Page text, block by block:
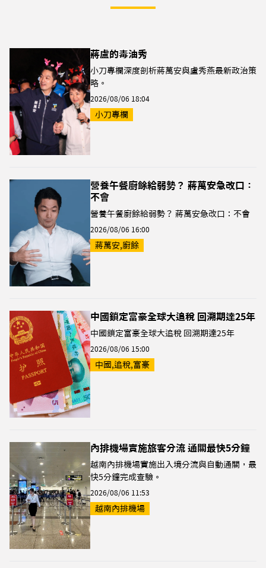
蔣盧的毒油秀
小刀專欄深度剖析蔣萬安與盧秀燕最新政治策
略。
2026/08/06 18:04
小刀專欄
營養午餐廚餘給弱勢？ 蔣萬安急改口：
不會
營養午餐廚餘給弱勢？ 蔣萬安急改口：不會
2026/08/06 16:00
蔣萬安,廚餘
中國鎖定富豪全球大追稅 回溯期達25年
中國鎖定富豪全球大追稅 回溯期達25年
2026/08/06 15:00
中國,追稅,富豪
內排機場實施旅客分流 通關最快5分鐘
越南內排機場實施出入境分流與自動通關，最
快5分鐘完成查驗。
2026/08/06 11:53
越南內排機場